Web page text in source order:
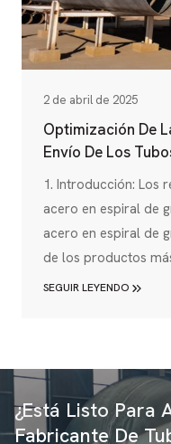
2 de abril de 2025
Optimización De
Envío De Los
Gran Diámetro:
1. Introducción: Los
acero en espiral de
acero en espiral de
de los productos
cadena de
infraestructuras de
SEGUIR LEYENDO
¿Está Listo Para
Fabricante De